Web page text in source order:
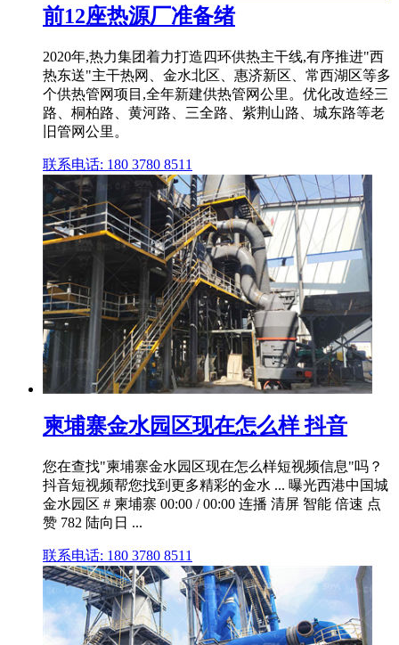
前12座热源厂准备绪
2020年,热力集团着力打造四环供热主干线,有序推进"西
热东送"主干热网、金水北区、惠济新区、常西湖区等多
个供热管网项目,全年新建供热管网公里。优化改造经三
路、桐柏路、黄河路、三全路、紫荆山路、城东路等老
旧管网公里。
联系电话: 180 3780 8511
柬埔寨金水园区现在怎么样 抖音
您在查找"柬埔寨金水园区现在怎么样短视频信息"吗？
抖音短视频帮您找到更多精彩的金水 ... 曝光西港中国城
金水园区 # 柬埔寨 00:00 / 00:00 连播 清屏 智能 倍速 点
赞 782 陆向日 ...
联系电话: 180 3780 8511